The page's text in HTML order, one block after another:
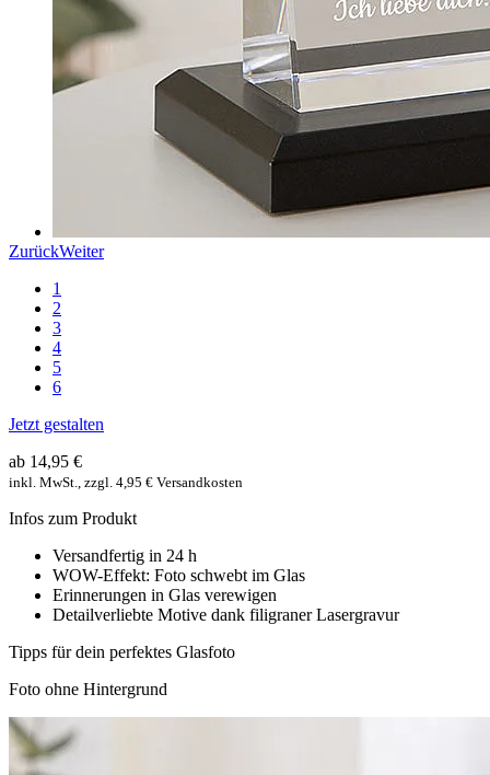
ZurückWeiter
1
2
3
4
5
6
Jetzt gestalten
ab 14,95 €
inkl. MwSt., zzgl. 4,95 € Versandkosten
Infos zum Produkt
Versandfertig in 24 h
WOW-Effekt: Foto schwebt im Glas
Erinnerungen in Glas verewigen
Detailverliebte Motive dank filigraner Lasergravur
Tipps für dein perfektes Glasfoto
Foto ohne Hintergrund